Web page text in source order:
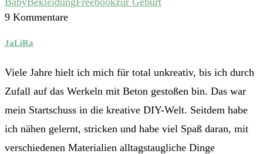
9 Kommentare
JaLiRa
Viele Jahre hielt ich mich für total unkreativ, bis ich durch
Zufall auf das Werkeln mit Beton gestoßen bin. Das war
mein Startschuss in die kreative DIY-Welt. Seitdem habe
ich nähen gelernt, stricken und habe viel Spaß daran, mit
verschiedenen Materialien alltagstaugliche Dinge